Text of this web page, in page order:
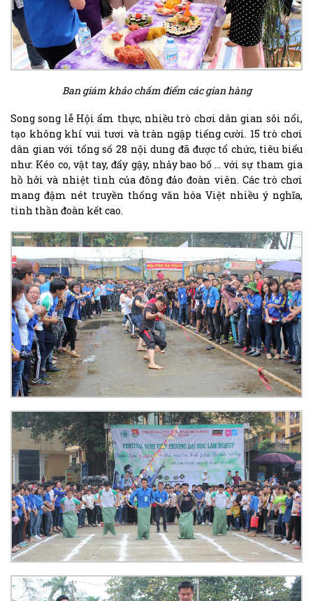
Ban giám khảo chấm điểm các gian hàng
Song song lễ Hội ẩm thực, nhiều trò chơi dân gian sôi nổi,
tạo không khí vui tươi và tràn ngập tiếng cười. 15 trò chơi
dân gian với tổng số 28 nội dung đã được tổ chức, tiêu biểu
như: Kéo co, vật tay, đẩy gậy, nhảy bao bố … với sự tham gia
hồ hởi và nhiệt tình của đông đảo đoàn viên. Các trò chơi
mang đậm nét truyền thống văn hóa Việt nhiều ý nghĩa,
tinh thần đoàn kết cao.